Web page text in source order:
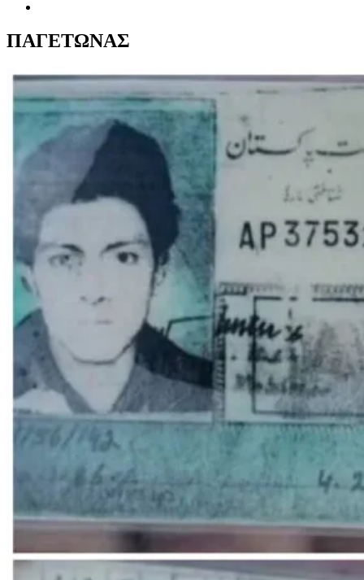
ΠΑΓΕΤΩΝΑΣ